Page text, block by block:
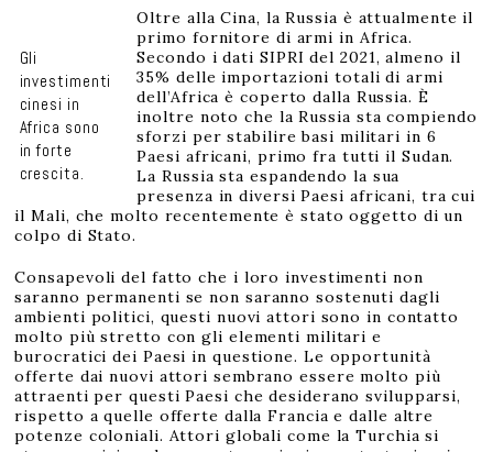
Gli
investimenti
cinesi in
Africa sono
in forte
crescita.
Oltre alla Cina, la Russia è attualmente il
primo fornitore di armi in Africa.
Secondo i dati SIPRI del 2021, almeno il
35% delle importazioni totali di armi
dell’Africa è coperto dalla Russia. È
inoltre noto che la Russia sta compiendo
sforzi per stabilire basi militari in 6
Paesi africani, primo fra tutti il Sudan.
La Russia sta espandendo la sua
presenza in diversi Paesi africani, tra cui
il Mali, che molto recentemente è stato oggetto di un
colpo di Stato.
Consapevoli del fatto che i loro investimenti non
saranno permanenti se non saranno sostenuti dagli
ambienti politici, questi nuovi attori sono in contatto
molto più stretto con gli elementi militari e
burocratici dei Paesi in questione. Le opportunità
offerte dai nuovi attori sembrano essere molto più
attraenti per questi Paesi che desiderano svilupparsi,
rispetto a quelle offerte dalla Francia e dalle altre
potenze coloniali. Attori globali come la Turchia si